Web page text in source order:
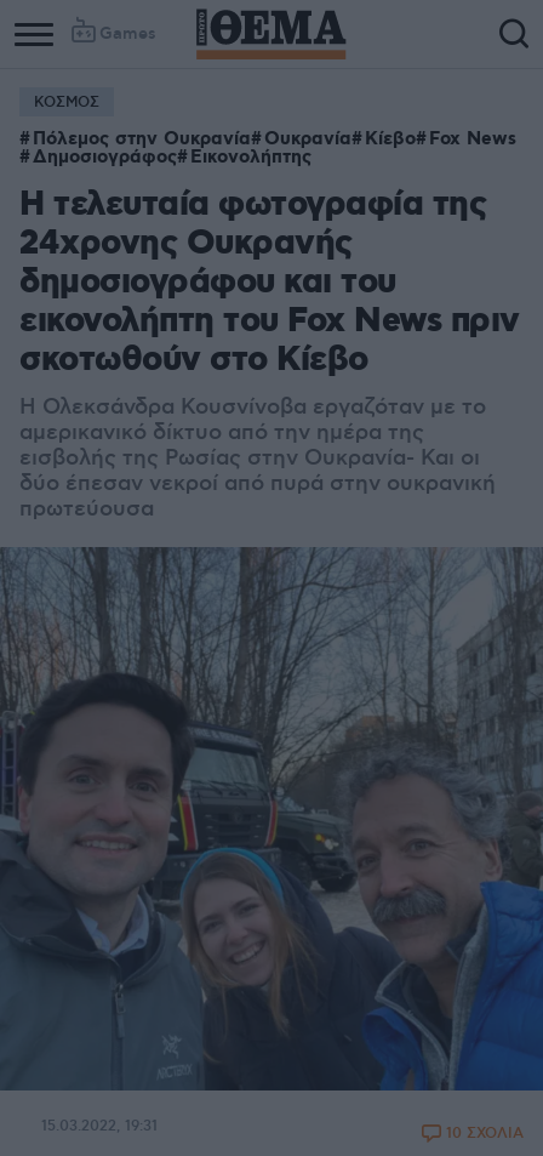
Games
ΚΟΣΜΟΣ
Πόλεμος στην Ουκρανία Ουκρανία Κίεβο Fox News
Δημοσιογράφος Εικονολήπτης
H τελευταία φωτογραφία της
24χρονης Ουκρανής
δημοσιογράφου και του
εικονολήπτη του Fox News πριν
σκοτωθούν στο Κίεβο
Η Ολεκσάνδρα Κουσνίνοβα εργαζόταν με το
αμερικανικό δίκτυο από την ημέρα της
εισβολής της Ρωσίας στην Ουκρανία- Και οι
δύο έπεσαν νεκροί από πυρά στην ουκρανική
πρωτεύουσα
15.03.2022, 19:31 10 ΣΧΟΛΙΑ